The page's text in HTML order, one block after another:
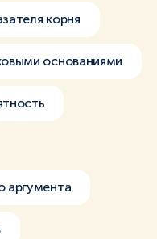
корня
основаниями
аргумента